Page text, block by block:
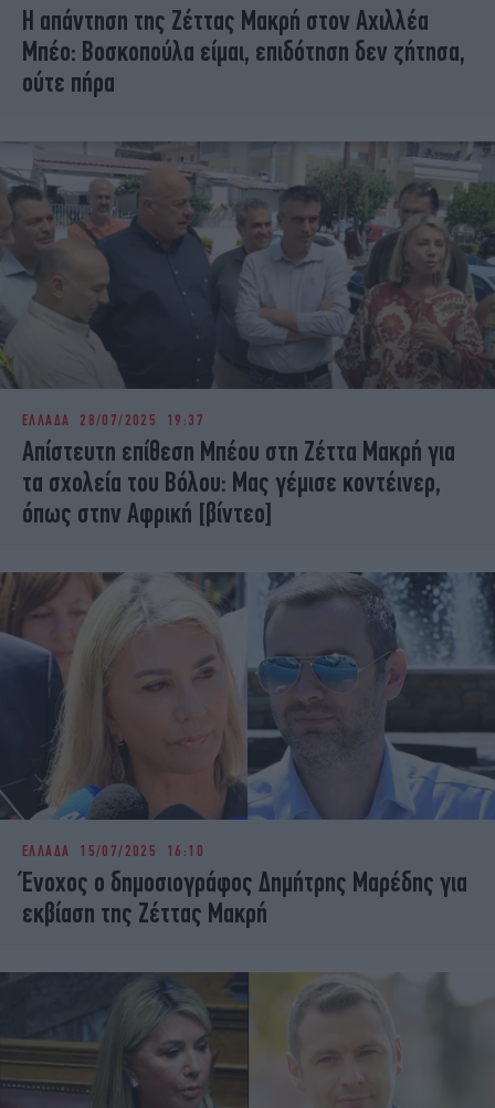
Η απάντηση της Ζέττας Μακρή στον Αχιλλέα
Μπέο: Βοσκοπούλα είμαι, επιδότηση δεν ζήτησα,
ούτε πήρα
ΕΛΛΑΔΑ 28/07/2025 19:37
Απίστευτη επίθεση Μπέου στη Ζέττα Μακρή για
τα σχολεία του Βόλου: Μας γέμισε κοντέινερ,
όπως στην Αφρική [βίντεο]
ΕΛΛΑΔΑ 15/07/2025 16:10
Ένοχος ο δημοσιογράφος Δημήτρης Μαρέδης για
εκβίαση της Ζέττας Μακρή